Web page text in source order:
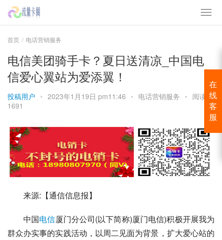
首页 电话营销服务
电信美团骑手卡？夏日送清凉_中国电
信爱心翼站为爱添翼！
投稿用户 • 2023年1月19日 pm11:46 • 电话营销服务 • 阅读
1691
来源:【通信信息报】
中国电信厦门分公司(以下简称)厦门电信)积极开展我为
群众办实事的实践活动，以周二见面为背景，扩大爱心站的
在
线
客
服